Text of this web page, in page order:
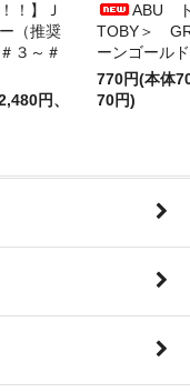
！】Ｊ
（推奨
３～＃
円、
ABU
TOBY＞
ーンゴールド
770円(本体
70円)